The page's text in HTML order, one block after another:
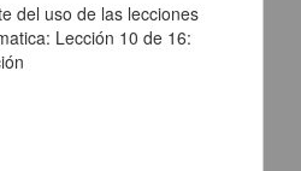
del uso de las lecciones
Lección 10 de 16: